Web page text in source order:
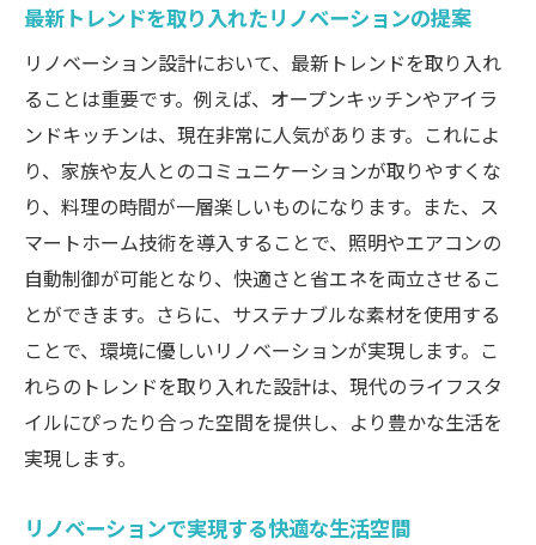
オープンプランで広がる空間の可能性
自然光を活かした明るい設計
機能性を高める最新技術の導入
美しいインテリアと実用性のバランス
空間の魅力を引き出すカラースキーム
個々のニーズを反映したリノベーションによる
新生活の実現
ライフステージに合わせたリノベーション
将来を見据えた柔軟な設計プラン
ペットや子供に優しいデザイン
趣味の部屋や専用スペースの作り方
健康的な生活をサポートする設計
個別のニーズに応じた設備の選定
最新トレンドを取り入れたリノベーションの提案
リノベーション設計において、最新トレンドを取り入れ
ることは重要です。例えば、オープンキッチンやアイラ
ンドキッチンは、現在非常に人気があります。これによ
り、家族や友人とのコミュニケーションが取りやすくな
り、料理の時間が一層楽しいものになります。また、ス
マートホーム技術を導入することで、照明やエアコンの
自動制御が可能となり、快適さと省エネを両立させるこ
とができます。さらに、サステナブルな素材を使用する
ことで、環境に優しいリノベーションが実現します。こ
れらのトレンドを取り入れた設計は、現代のライフスタ
イルにぴったり合った空間を提供し、より豊かな生活を
実現します。
リノベーションで実現する快適な生活空間